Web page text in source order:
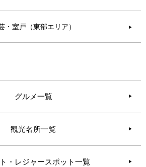
・室戸（東部エリア） ▶︎
グルメ一覧
観光名所一覧
・レジャースポット一覧